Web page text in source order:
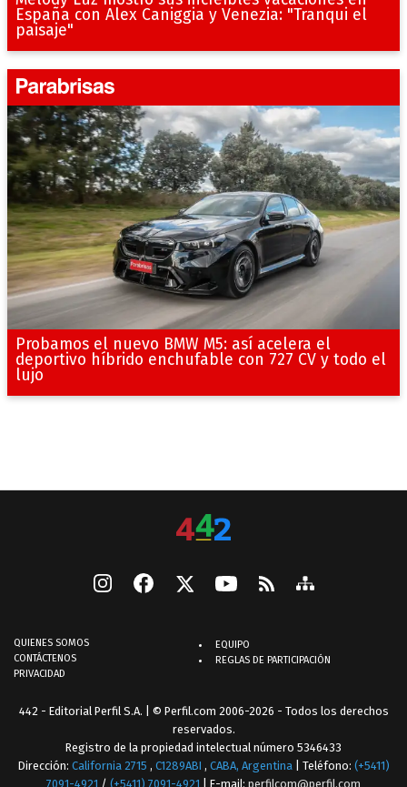
España con Alex Caniggia y Venezia: "Tranqui el
paisaje"
Probamos el nuevo BMW M5: así acelera el
deportivo híbrido enchufable con 727 CV y todo el
lujo
QUIENES SOMOS
CONTÁCTENOS
PRIVACIDAD
EQUIPO
REGLAS DE PARTICIPACIÓN
442 - Editorial Perfil S.A. | © Perfil.com 2006-2026 - Todos los derechos
reservados.
Registro de la propiedad intelectual número 5346433
Dirección: California 2715 , C1289ABI , CABA, Argentina | Teléfono: (+5411)
7091-4921 / (+5411) 7091-4921 | E-mail: perfilcom@perfil.com